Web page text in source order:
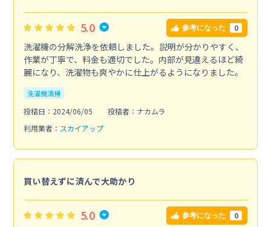
5.0 参考になった 0
洗濯機の分解洗浄を依頼しました。説明が分かりやすく、
作業が丁寧で、料金も適切でした。内部が見違えるほど綺
麗になり、洗濯物も爽やかに仕上がるようになりました。
洗濯機清掃
投稿日：2024/06/05
投稿者：ナカムラ
利用業者： スカイアップ
買い替えずに済んで大助かり
5.0 参考になった 0